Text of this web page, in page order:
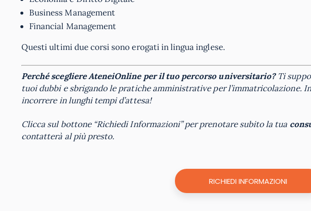
Business Management
Financial Management
Questi ultimi due corsi sono erogati in lingua inglese.
Perché scegliere AteneiOnline per il tuo percorso universitario?Ti
tuoi dubbi e sbrigando le pratiche amministrative per l’immatricolazione.
incorrere in lunghi tempi d’attesa!
Clicca sul bottone “Richiedi Informazioni” per prenotare subito la tua
contatterà al più presto.
RICHIEDI INFORMAZIONI